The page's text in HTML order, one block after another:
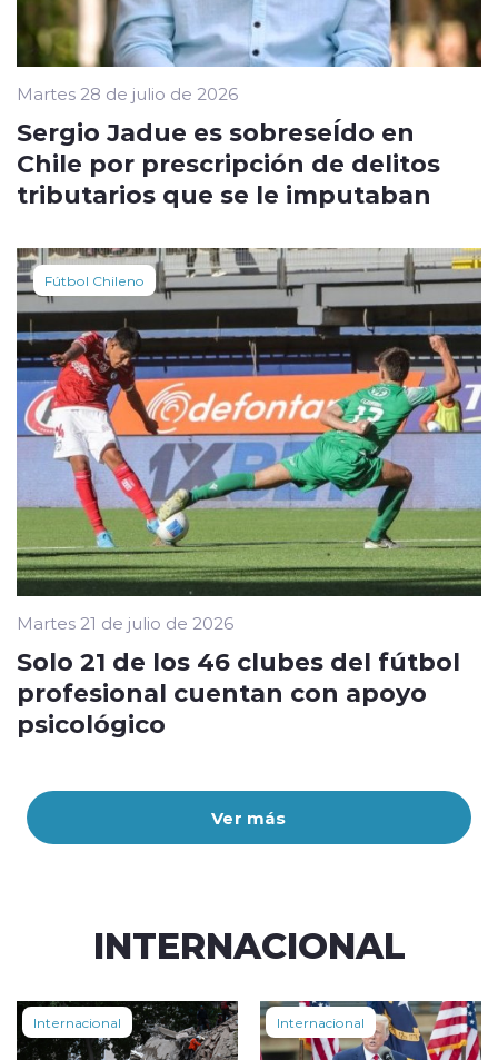
Ver más
Martes 28 de julio de 2026
Sergio Jadue es sobreseÍdo en
Chile por prescripción de delitos
tributarios que se le imputaban
Fútbol Chileno
Martes 21 de julio de 2026
Solo 21 de los 46 clubes del fútbol
profesional cuentan con apoyo
psicológico
INTERNACIONAL
Internacional Internacional